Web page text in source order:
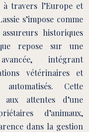
travers l’Europe et
s’impose comme
historiques
repose sur une
intégrant
vétérinaires et
Cette
attentes d’une
d’animaux,
dans la gestion